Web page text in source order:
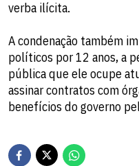
verba ilícita.
A condenação também
políticos por 12 anos, a
pública que ele ocupe
assinar contratos com
benefícios do governo